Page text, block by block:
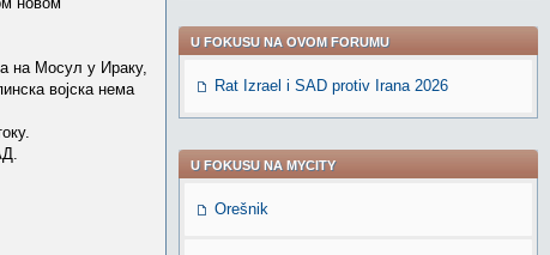
на Мосул у Ираку,
војска нема
U FOKUSU NA OVOM FORUMU
Rat Izrael i SAD protiv Irana 2026
U FOKUSU NA MYCITY
Orešnik